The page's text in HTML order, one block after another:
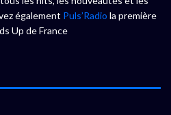
également Puls’Radio la première
Up de France